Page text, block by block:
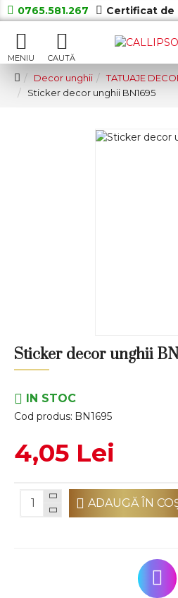
0765.581.267 Certificat
Decor unghii
TATUAJE
Sticker decor unghii BN1695
Sticker decor unghii
IN STOC
Cod produs: BN1695
4,05 Lei
ADAUGĂ ÎN